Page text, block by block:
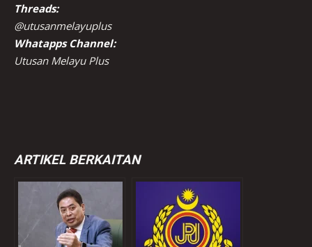
Threads:
@utusanmelayuplus
Whatapps Channel:
Utusan Melayu Plus
ARTIKEL BERKAITAN